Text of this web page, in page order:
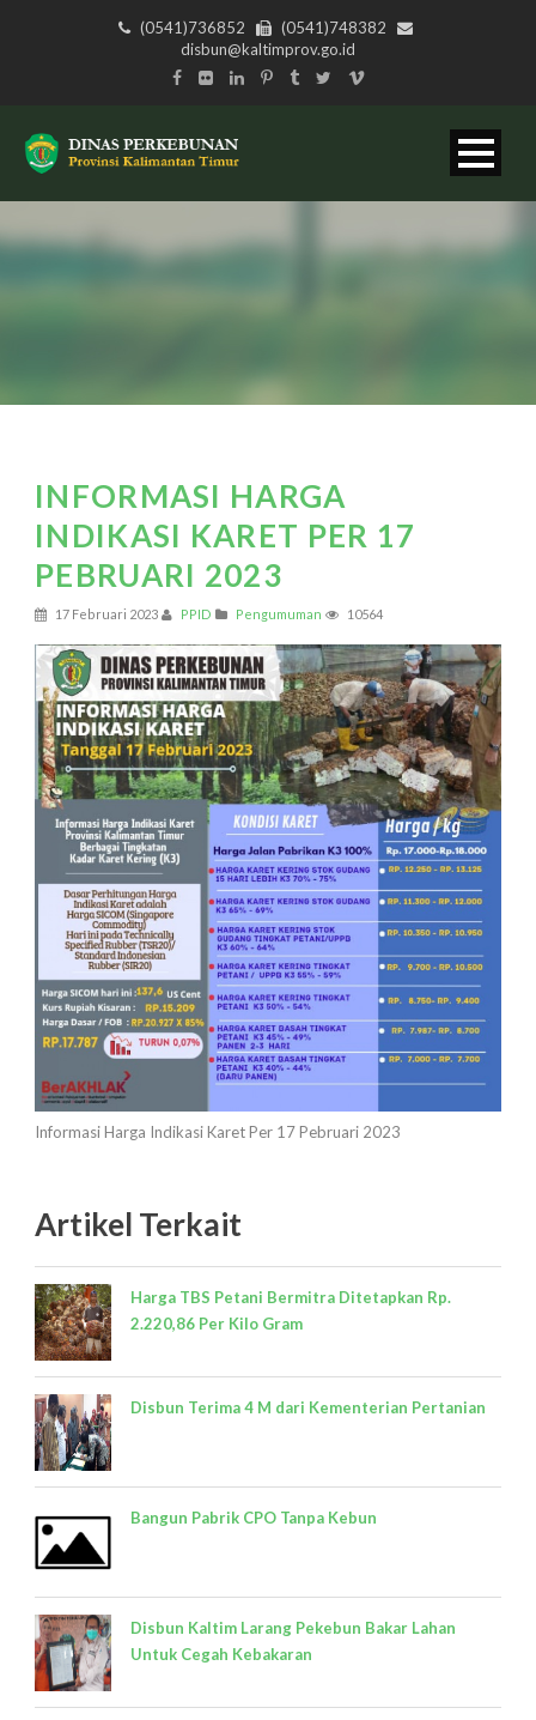
(0541)736852
(0541)748382
disbun@kaltimprov.go.id
INFORMASI HARGA
INDIKASI KARET PER 17
PEBRUARI 2023
17 Februari 2023 PPID Pengumuman 10564
Informasi Harga Indikasi Karet Per 17 Pebruari 2023
Artikel Terkait
Harga TBS Petani Bermitra Ditetapkan Rp.
2.220,86 Per Kilo Gram
Disbun Terima 4 M dari Kementerian Pertanian
Bangun Pabrik CPO Tanpa Kebun
Disbun Kaltim Larang Pekebun Bakar Lahan
Untuk Cegah Kebakaran